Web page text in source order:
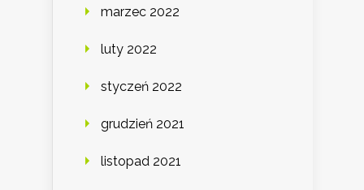
marzec 2022
luty 2022
styczeń 2022
grudzień 2021
listopad 2021